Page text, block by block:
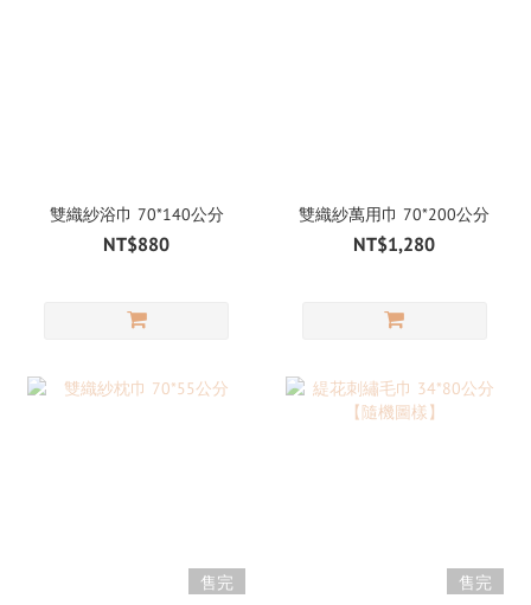
雙織紗浴巾 70*140公分
NT$880
雙織紗萬用巾 70*200公分
NT$1,280
售完
售完